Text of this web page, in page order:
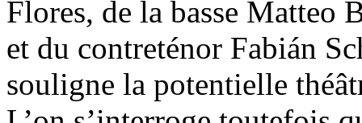
Flores, de la basse Matteo
et du contreténor Fabián
souligne la potentielle